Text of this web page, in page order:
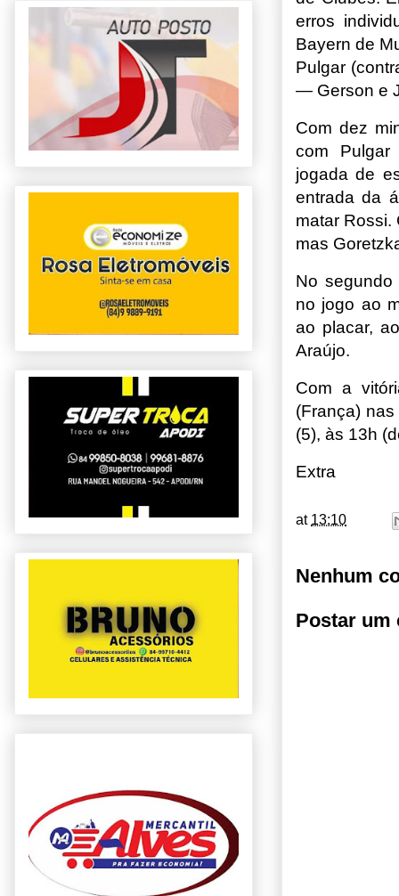
erros
Bayern de
Pulgar
— Gerson e
Com dez
com Pulgar
jogada de
entrada da
matar Rossi.
mas
No segundo
no jogo ao
ao placar,
Araújo.
Com a
(França)
(5), às 13h
Extra
at 13:10
Nenhum
Postar um